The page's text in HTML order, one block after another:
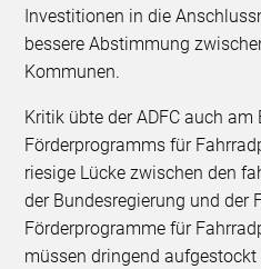
Investitionen in die
bessere Abstimmung
Kommunen.
Kritik übte der ADFC auch am
Förderprogramms für
riesige Lücke zwischen den
der Bundesregierung und der
Förderprogramme für
müssen dringend aufgestockt